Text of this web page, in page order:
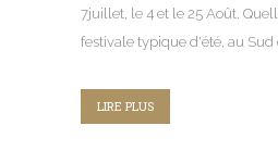
7juillet, le 4 et le 25 Août.
festivale typique d'été, au Sud
LIRE PLUS